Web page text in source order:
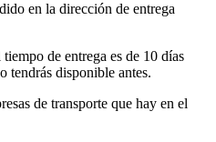
en la dirección de entrega
de entrega es de 10 días
tendrás disponible antes.
de transporte que hay en el